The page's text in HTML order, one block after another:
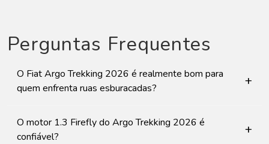
Perguntas Frequentes
O Fiat Argo Trekking 2026 é realmente bom para
quem enfrenta ruas esburacadas?
+
O motor 1.3 Firefly do Argo Trekking 2026 é
confiável?
+